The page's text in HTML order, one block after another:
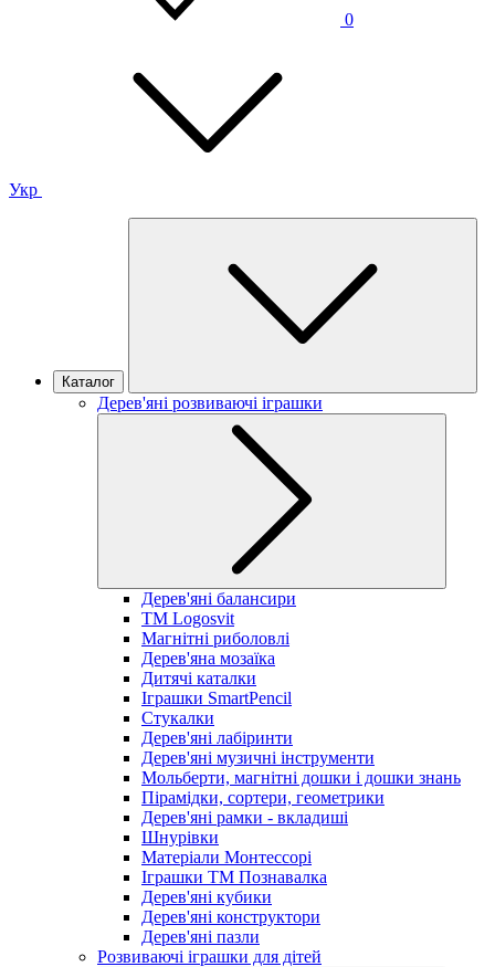
0
Укр
Каталог
Дерев'яні розвиваючі іграшки
Дерев'яні балансири
TM Logosvit
Магнітні риболовлі
Дерев'яна мозаїка
Дитячі каталки
Іграшки SmartPencil
Стукалки
Дерев'яні лабіринти
Дерев'яні музичні інструменти
Мольберти, магнітні дошки і дошки знань
Пірамідки, сортери, геометрики
Дерев'яні рамки - вкладиші
Шнурівки
Матеріали Монтессорі
Іграшки ТМ Познавалка
Дерев'яні кубики
Дерев'яні конструктори
Дерев'яні пазли
Розвиваючі іграшки для дітей